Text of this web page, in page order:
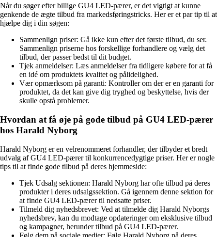
Når du søger efter billige GU4 LED-pærer, er det vigtigt at kunne
genkende de ægte tilbud fra markedsføringstricks. Her er et par tip til at
hjælpe dig i din søgen:
Sammenlign priser: Gå ikke kun efter det første tilbud, du ser.
Sammenlign priserne hos forskellige forhandlere og vælg det
tilbud, der passer bedst til dit budget.
Tjek anmeldelser: Læs anmeldelser fra tidligere købere for at få
en idé om produktets kvalitet og pålidelighed.
Vær opmærksom på garanti: Kontroller om der er en garanti for
produktet, da det kan give dig tryghed og beskyttelse, hvis der
skulle opstå problemer.
Hvordan at få øje på gode tilbud på GU4 LED-pærer
hos Harald Nyborg
Harald Nyborg er en velrenommeret forhandler, der tilbyder et bredt
udvalg af GU4 LED-pærer til konkurrencedygtige priser. Her er nogle
tips til at finde gode tilbud på deres hjemmeside:
Tjek Udsalg sektionen: Harald Nyborg har ofte tilbud på deres
produkter i deres udsalgssektion. Gå igennem denne sektion for
at finde GU4 LED-pærer til nedsatte priser.
Tilmeld dig nyhedsbrevet: Ved at tilmelde dig Harald Nyborgs
nyhedsbrev, kan du modtage opdateringer om eksklusive tilbud
og kampagner, herunder tilbud på GU4 LED-pærer.
Følg dem på sociale medier: Følg Harald Nyborg på deres